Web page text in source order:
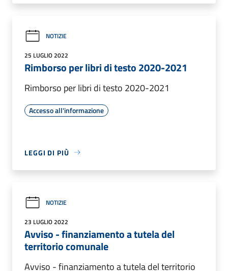
NOTIZIE
25 LUGLIO 2022
Rimborso per libri di testo 2020-2021
Rimborso per libri di testo 2020-2021
Accesso all'informazione
LEGGI DI PIÙ
NOTIZIE
23 LUGLIO 2022
Avviso - finanziamento a tutela del
territorio comunale
Avviso - finanziamento a tutela del territorio